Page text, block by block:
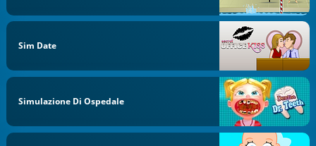
Sim Date
Simulazione Di Ospedale